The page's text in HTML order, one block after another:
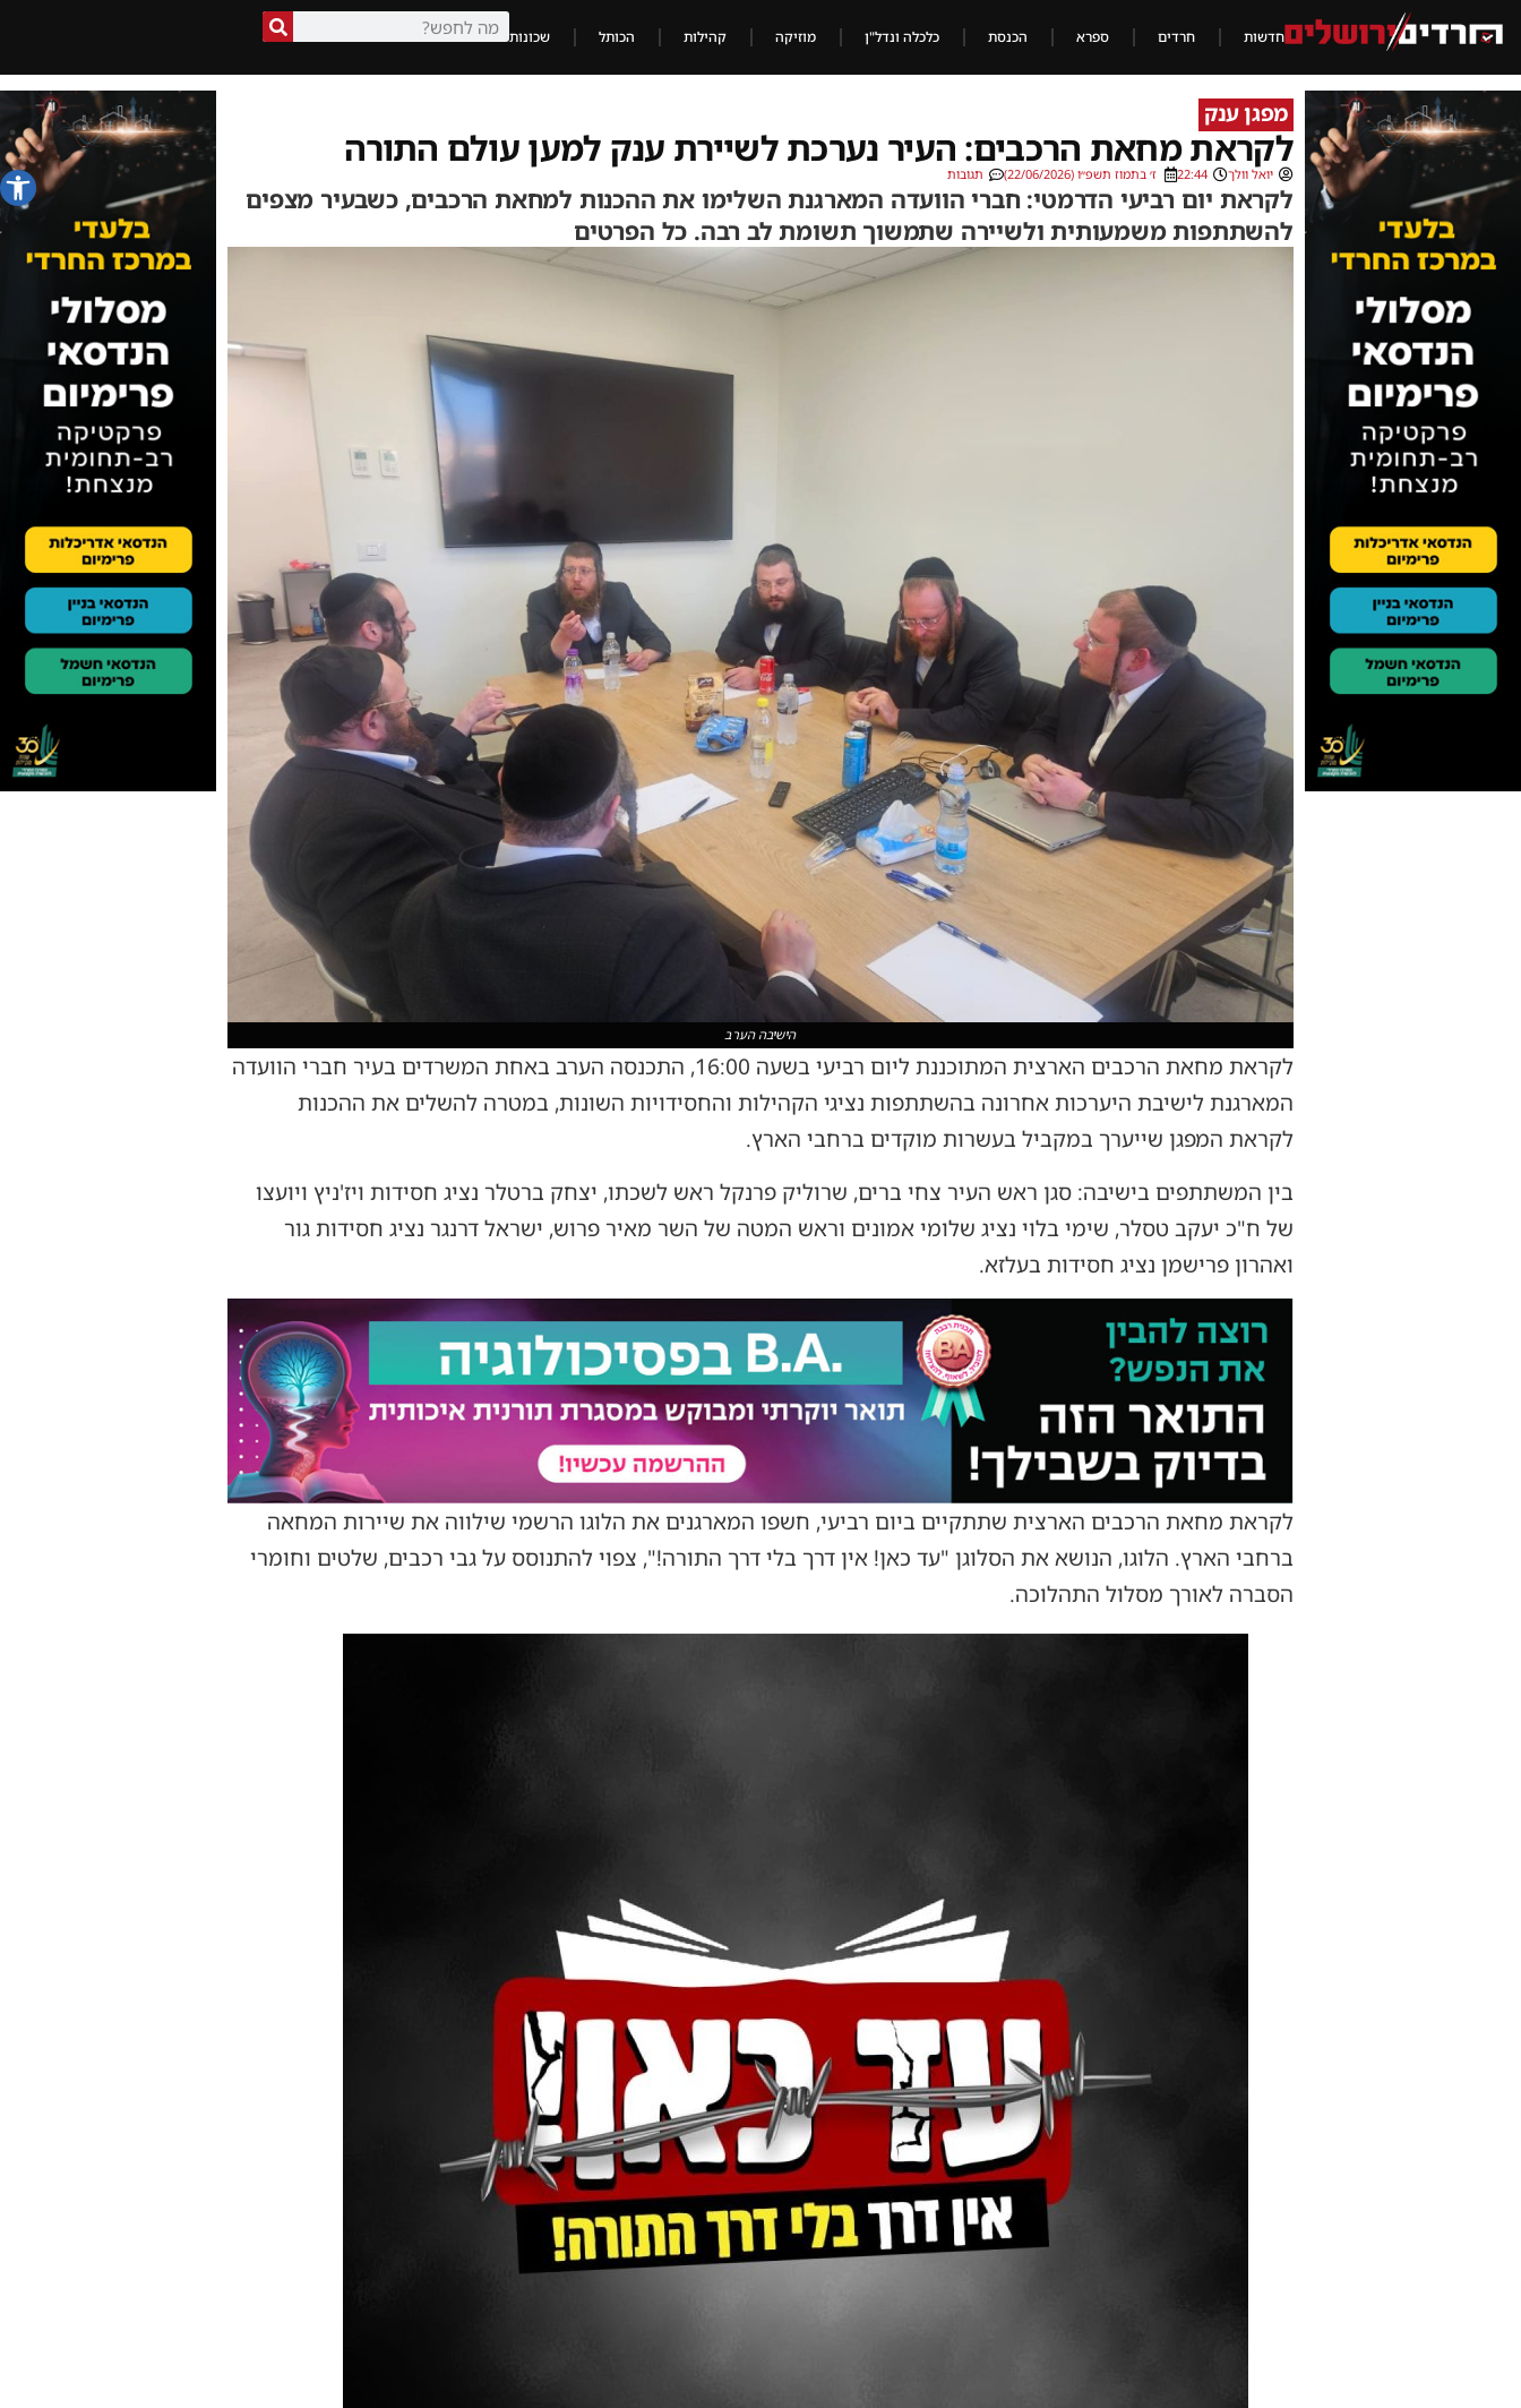
פתח
חדשות חרדים ספרא הכנסת כלכלה ונדל"ן מוזיקה קהילות הכותל שכונות
מפגן ענק
לקראת מחאת הרכבים: העיר נערכת לשיירת ענק למען עולם התורה
יואל וולך 22:44 ז׳ בתמוז תשפ״ו (22/06/2026) תגובות
לקראת יום רביעי הדרמטי: חברי הוועדה המארגנת השלימו את ההכנות למחאת הרכבים, כשבעיר מצפים
להשתתפות משמעותית ולשיירה שתמשוך תשומת לב רבה. כל הפרטים
הישיבה הערב
לקראת מחאת הרכבים הארצית המתוכננת ליום רביעי בשעה 16:00, התכנסה הערב באחת המשרדים בעיר חברי הוועדה
המארגנת לישיבת היערכות אחרונה בהשתתפות נציגי הקהילות והחסידויות השונות, במטרה להשלים את ההכנות
לקראת המפגן שייערך במקביל בעשרות מוקדים ברחבי הארץ.
בין המשתתפים בישיבה: סגן ראש העיר צחי ברים, שרוליק פרנקל ראש לשכתו, יצחק ברטלר נציג חסידות ויז'ניץ ויועצו
של ח"כ יעקב טסלר, שימי בלוי נציג שלומי אמונים וראש המטה של השר מאיר פרוש, ישראל דרנגר נציג חסידות גור
ואהרון פרישמן נציג חסידות בעלזא.
לקראת מחאת הרכבים הארצית שתתקיים ביום רביעי, חשפו המארגנים את הלוגו הרשמי שילווה את שיירות המחאה
ברחבי הארץ. הלוגו, הנושא את הסלוגן "עד כאן! אין דרך בלי דרך התורה!", צפוי להתנוסס על גבי רכבים, שלטים וחומרי
הסברה לאורך מסלול התהלוכה.